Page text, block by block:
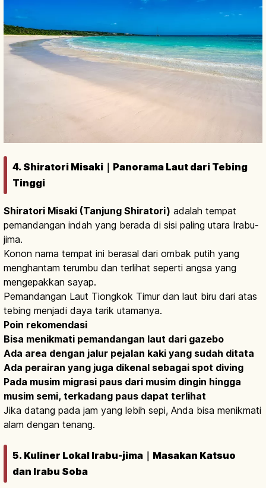
4. Shiratori Misaki｜Panorama Laut dari Tebing
Tinggi
Shiratori Misaki (Tanjung Shiratori) adalah tempat
pemandangan indah yang berada di sisi paling utara Irabu-
jima.
Konon nama tempat ini berasal dari ombak putih yang
menghantam terumbu dan terlihat seperti angsa yang
mengepakkan sayap.
Pemandangan Laut Tiongkok Timur dan laut biru dari atas
tebing menjadi daya tarik utamanya.
Poin rekomendasi
Bisa menikmati pemandangan laut dari gazebo
Ada area dengan jalur pejalan kaki yang sudah ditata
Ada perairan yang juga dikenal sebagai spot diving
Pada musim migrasi paus dari musim dingin hingga
musim semi, terkadang paus dapat terlihat
Jika datang pada jam yang lebih sepi, Anda bisa menikmati
alam dengan tenang.
5. Kuliner Lokal Irabu-jima｜Masakan Katsuo
dan Irabu Soba